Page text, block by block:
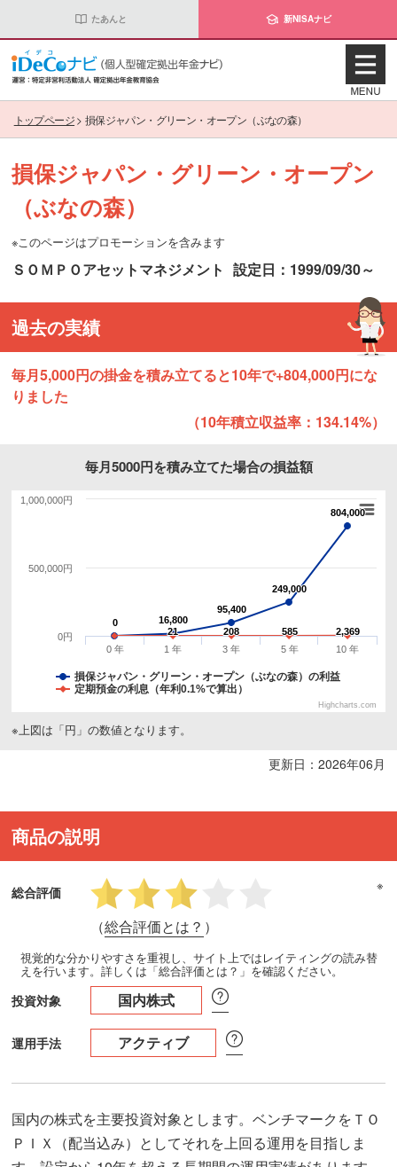
たあんと 新NISAナビ
トップページ> 損保ジャパン・グリーン・オープン（ぶなの森）
損保ジャパン・グリーン・オープン
（ぶなの森）
※このページはプロモーションを含みます
ＳＯＭＰＯアセットマネジメント 設定日：1999/09/30～
過去の実績
毎月5,000円の掛金を積み立てると10年で+804,000円にな
りました
（10年積立収益率：134.14%）
毎月5000円を積み立てた場合の損益額
0
0 16,800
16,800
95,400
95,400
249,000
249,000
804,000
804,000
21
21 208
208 585
585 2,369
2,369
損保ジャパン・グリーン・オープン（ぶなの森）の利益
定期預金の利息（年利0.1%で算出）
0 年 1 年 3 年 5 年 10 年
0円
500,000円
1,000,000円
Highcharts.com
※上図は「円」の数値となります。
更新日：2026年06月
商品の説明
総合評価
（総合評価とは？ ）
※
視覚的な分かりやすさを重視し、サイト上ではレイティングの読み替
えを行います。詳しくは「総合評価とは？」を確認ください。
投資対象 国内株式
運用手法 アクティブ
国内の株式を主要投資対象とします。ベンチマークをＴＯ
ＰＩＸ（配当込み）としてそれを上回る運用を目指しま